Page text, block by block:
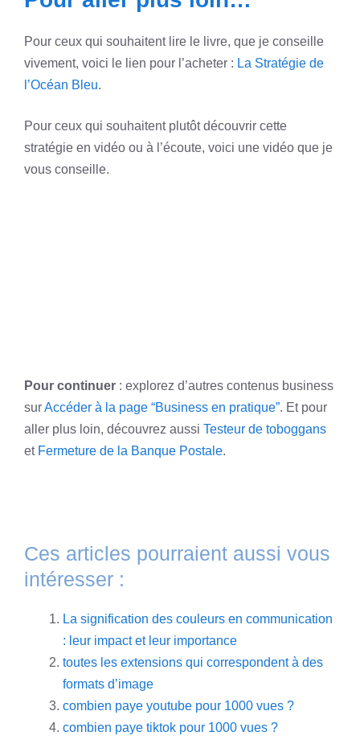
Pour ceux qui souhaitent lire le livre, que je conseille
vivement, voici le lien pour l’acheter : La Stratégie de
l’Océan Bleu.
Pour ceux qui souhaitent plutôt découvrir cette
stratégie en vidéo ou à l’écoute, voici une vidéo que je
vous conseille.
Pour continuer : explorez d’autres contenus business
surAccéder à la page “Business en pratique”. Et pour
aller plus loin, découvrez aussi Testeur de toboggans
et Fermeture de la Banque Postale.
Ces articles pourraient aussi vous
intéresser :
La signification des couleurs en communication
: leur impact et leur importance
toutes les extensions qui correspondent à des
formats d’image
combien paye youtube pour 1000 vues ?
combien paye tiktok pour 1000 vues ?